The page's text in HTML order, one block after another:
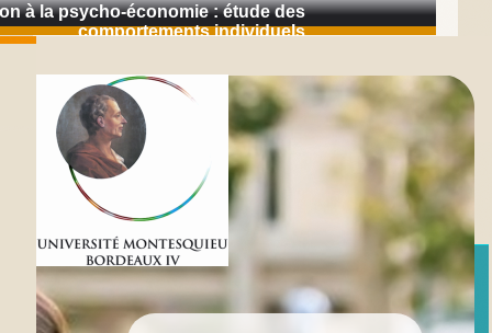
à la psycho-économie : étude des
comportements individuels